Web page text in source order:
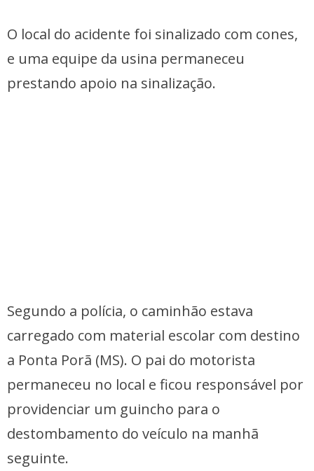
O local do acidente foi sinalizado com cones,
e uma equipe da usina permaneceu
prestando apoio na sinalização.
Segundo a polícia, o caminhão estava
carregado com material escolar com destino
a Ponta Porã (MS). O pai do motorista
permaneceu no local e ficou responsável por
providenciar um guincho para o
destombamento do veículo na manhã
seguinte.